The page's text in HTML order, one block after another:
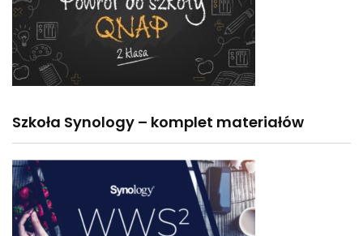
Szkoła Synology – komplet materiałów